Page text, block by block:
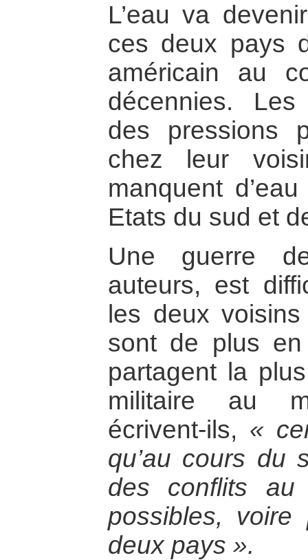
L’eau va
ces deux pays
américain au
décennies.
des pressions
chez leur
manquent
Etats du sud et
Une guerre
auteurs, est
les deux
sont de plus
partagent la
militaire au
écrivent-ils, «
qu’au cours du
des conflits au
possibles, voire
deux pays ».